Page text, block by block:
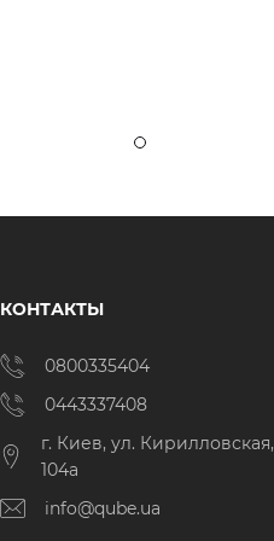
КОНТАКТЫ
0800335404
0443337408
г. Киев, ул. Кирилловская,
104а
info@qube.ua